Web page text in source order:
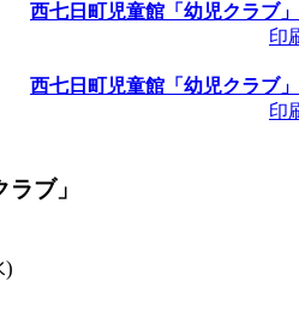
流広場「
07/13～2026/
流広場「
08/10～
子育て講
西七日町児童館「幼児クラブ」
印
西七日町児童館「幼児クラブ」
印
ブ」
)